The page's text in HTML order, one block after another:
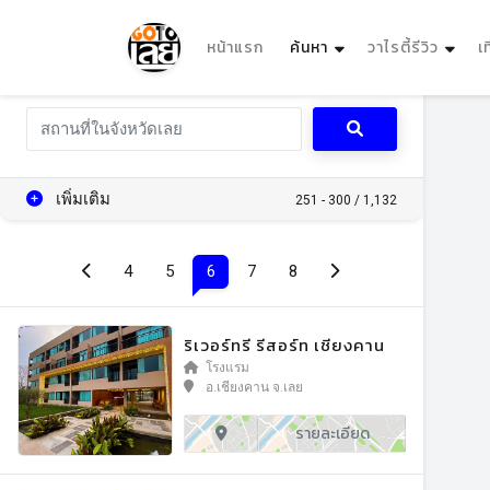
หน้าแรก ค้นหา (current)วาไรตี้รีวิว
251 - 300 / 1,132
เพิ่มเติม
4 5 6(current)
7 8
ริเวอร์ทรี รีสอร์ท เชียงคาน
โรงแรม
อ.เชียงคาน จ.เลย
รายละเอียด